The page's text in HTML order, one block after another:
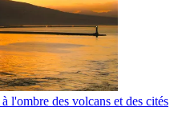
l'ombre des volcans et des cités